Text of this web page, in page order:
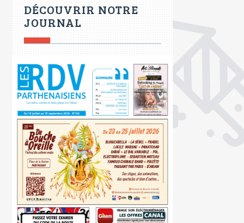
DÉCOUVRIR NOTRE
JOURNAL